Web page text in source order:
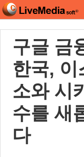
라이브미디어소프트
페밀리 사이트
구글 금
한국, 이
소와 시
수를 새
다